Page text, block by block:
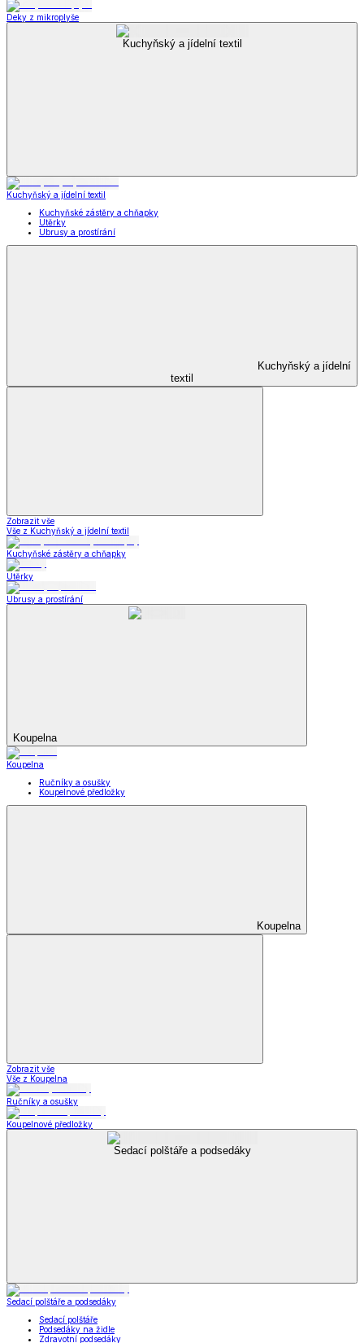
Deky z mikroplyše
Kuchyňský a jídelní textil
Kuchyňský a jídelní textil
Kuchyňské zástěry a chňapky
Utěrky
Ubrusy a prostírání
Kuchyňský a jídelní
textil
Zobrazit vše
Vše z Kuchyňský a jídelní textil
Kuchyňské zástěry a chňapky
Utěrky
Ubrusy a prostírání
Koupelna
Koupelna
Ručníky a osušky
Koupelnové předložky
Koupelna
Zobrazit vše
Vše z Koupelna
Ručníky a osušky
Koupelnové předložky
Sedací polštáře a podsedáky
Sedací polštáře a podsedáky
Sedací polštáře
Podsedáky na židle
Zdravotní podsedáky